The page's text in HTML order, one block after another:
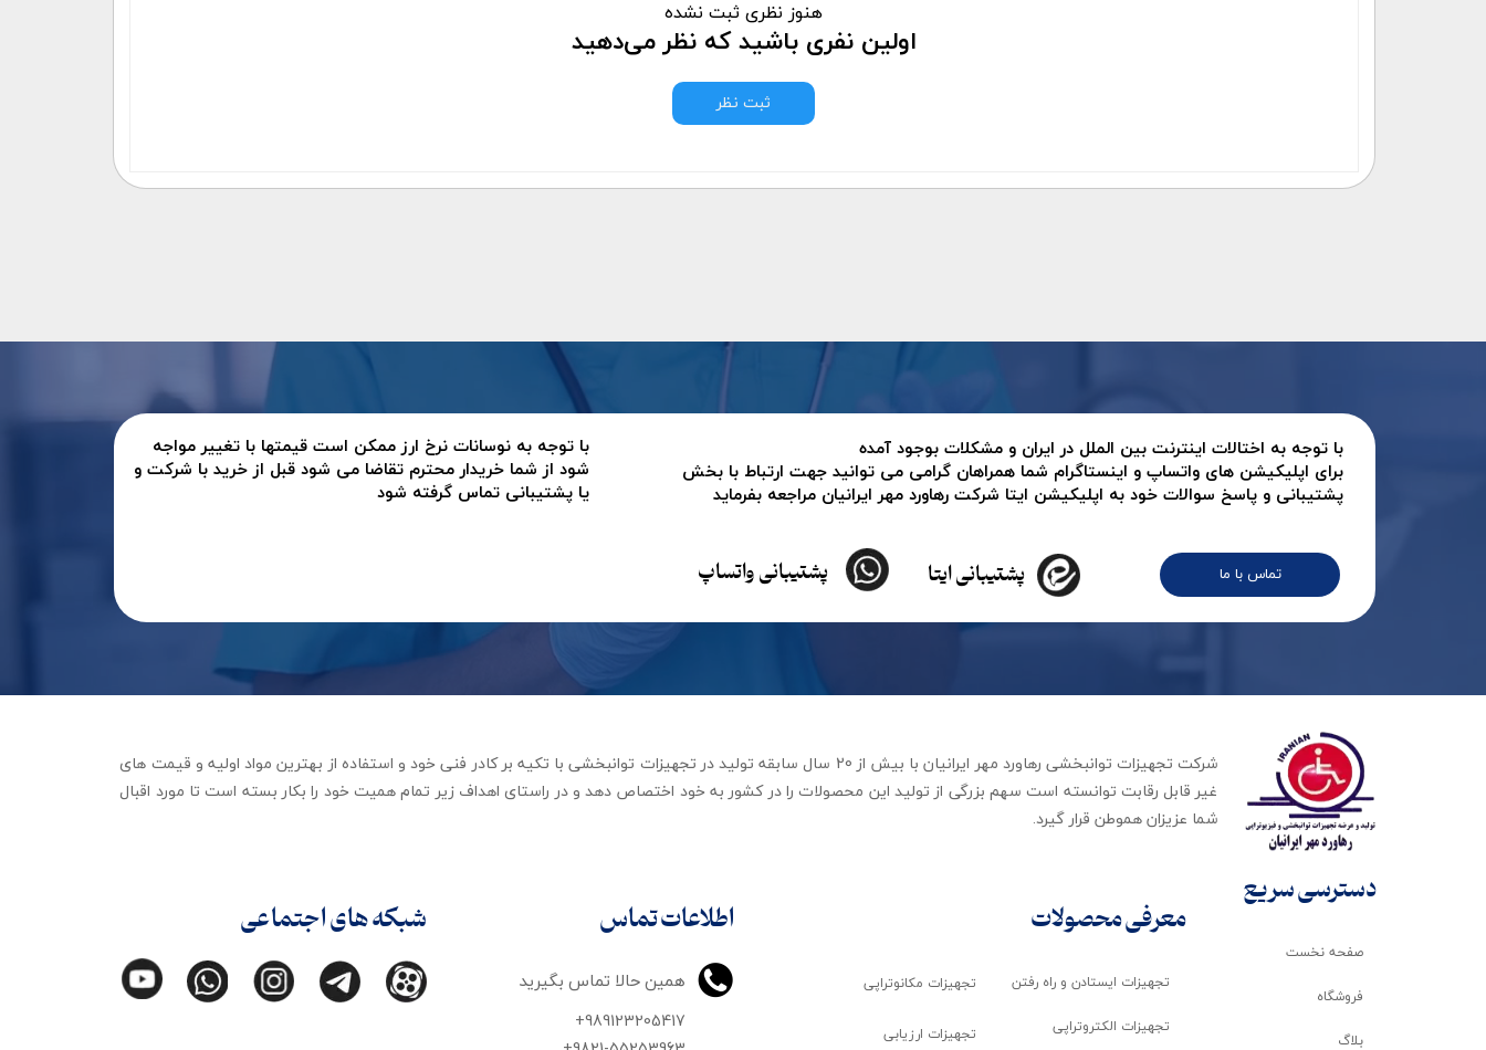
هنوز نظری ثبت نشده
اولین نفری باشید که نظر می‌دهید
ثبت نظر
تماس با ما
با توجه به اختالات اینترنت بین الملل در ایران و مشکلات بوجود آمده
برای اپلیکیشن های واتساپ و اینستاگرام شما همراهان گرامی می توانید جهت ارتباط با بخش
پشتیبانی و پاسخ سوالات خود به اپلیکیشن ایتا شرکت رهاورد مهر ایرانیان مراجعه بفرماید
پشتیبانی ایتا پشتیبانی واتساپ
با توجه به نوسانات نرخ ارز ممکن است قیمتها با تغییر مواجه
شود از شما خریدار محترم تقاضا می شود قبل از خرید با شرکت و
یا پشتیبانی تماس گرفته شود
اطلاعات تماس
همین حالا تماس بگیرید
+989123205417
شرکت تجهیزات توانبخشی رهاورد مهر ایرانیان با بیش از 20 سال سابقه تولید در تجهیزات توانبخشی با تکیه بر کادر فنی خود و استفاده از بهترین مواد اولیه و قیمت های
غیر قابل رقابت توانسته است سهم بزرگی از تولید این محصولات را در کشور به خود اختصاص دهد و در راستای اهداف زیر تمام همیت خود را بکار بسته است تا مورد اقبال
شما عزیزان هموطن قرار گیرد​​​​​​​.
تجهیزات ایستادن و راه رفتن
تجهیزات الکتروتراپی
صفحه نخست
فروشگاه
بلاگ
تجهیزات مکانوتراپی
تجهیزات ارزیابی
دسترسی سریع
معرفی محصولات شبکه های اجتماعی